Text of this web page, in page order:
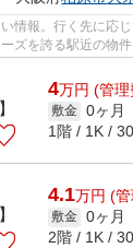
情報。行く先に応
ズを誇る駅近の物
ートです。当...
4万円 (管理
敷金 0ヶ月
1階 / 1K /
4.1万円 (
敷金 0ヶ月
2階 / 1K /